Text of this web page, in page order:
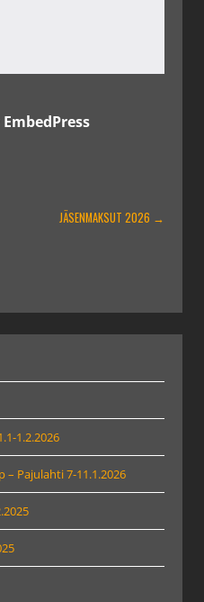
JÄSENMAKSUT 2026 →
1.2.2026
Pajulahti 7-11.1.2026